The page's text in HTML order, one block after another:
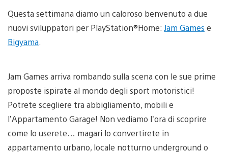
Questa settimana diamo un caloroso benvenuto a due
nuovi sviluppatori per PlayStation®Home: Jam Games e
Bigyama
Jam Games arriva rombando sulla scena con le sue prime
proposte ispirate al mondo degli sport motoristici!
Potrete scegliere tra abbigliamento, mobili e
l’Appartamento Garage! Non vediamo l’ora di scoprire
come lo userete… magari lo convertirete in
appartamento urbano, locale notturno underground o